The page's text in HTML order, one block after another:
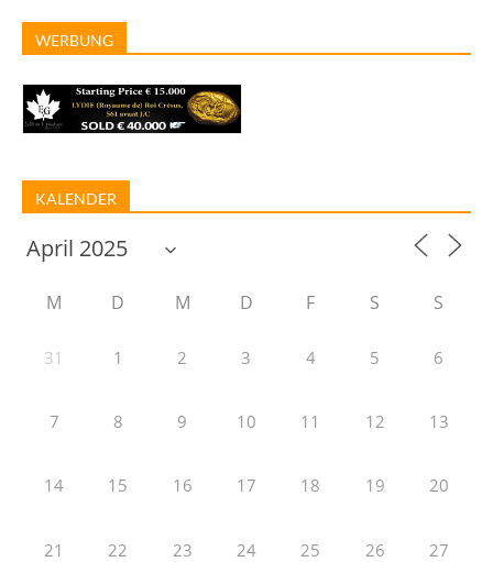
WERBUNG
KALENDER
M D M D F S S
31 1 2 3 4 5 6
7 8 9 10 11 12 13
14 15 16 17 18 19 20
21 22 23 24 25 26 27